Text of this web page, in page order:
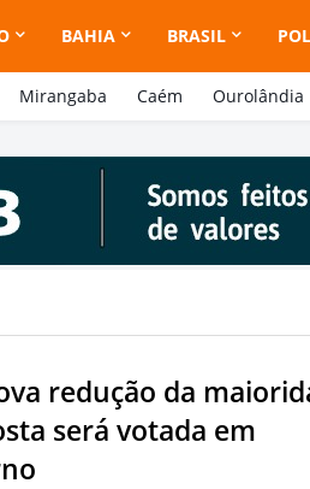
BAHIA BRASIL
Mirangaba Caém Ourolândia
redução da
será votada em